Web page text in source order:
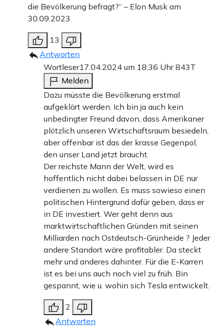
die Bevölkerung befragt?“ – Elon Musk am
30.09.2023
13
Antworten
Wortleser17.04.2024 um 18:36 Uhr843T
Melden
Dazu müsste die Bevölkerung erstmal
aufgeklärt werden. Ich bin ja auch kein
unbedingter Freund davon, dass Amerikaner
plötzlich unseren Wirtschaftsraum besiedeln,
aber offenbar ist das der krasse Gegenpol,
den unser Land jetzt braucht.
Der reichste Mann der Welt, wird es
hoffentlich nicht dabei belassen in DE nur
verdienen zu wollen. Es muss sowieso einen
politischen Hintergrund dafür geben, dass er
in DE investiert. Wer geht denn aus
marktwirtschaftlichen Gründen mit seinen
Milliarden nach Ostdeutsch-Grünheide ? Jeder
andere Standort wäre profitabler. Da steckt
mehr und anderes dahinter. Für die E-Karren
ist es bei uns auch noch viel zu früh. Bin
gespannt, wie u. wohin sich Tesla entwickelt.
2
Antworten